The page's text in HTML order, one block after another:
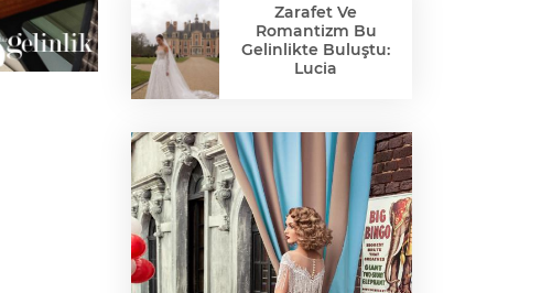
Zarafet Ve
Romantizm Bu
Gelinlikte Buluştu:
Lucia